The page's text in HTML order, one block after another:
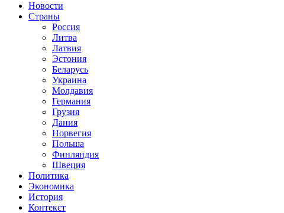
Новости
Страны
Россия
Литва
Латвия
Эстония
Беларусь
Украина
Молдавия
Германия
Грузия
Дания
Норвегия
Польша
Финляндия
Швеция
Политика
Экономика
История
Контекст